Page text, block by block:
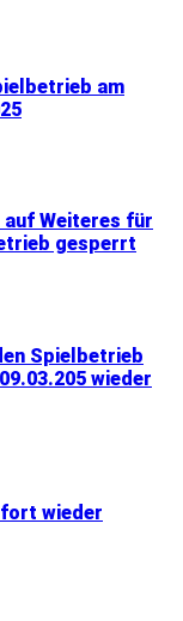
am
auf Weiteres für
gesperrt
Spielbetrieb
wieder
wieder